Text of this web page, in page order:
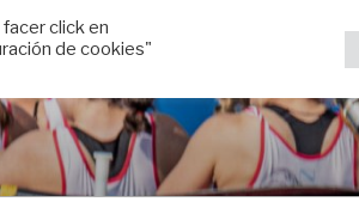
click en
de cookies"